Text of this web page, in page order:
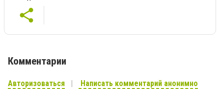
Комментарии
Авторизоваться Написать комментарий анонимно